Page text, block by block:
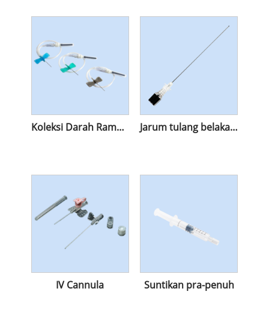
Koleksi Darah Rama -rama Jarum Jarum tulang belakang
IV Cannula Suntikan pra-penuh